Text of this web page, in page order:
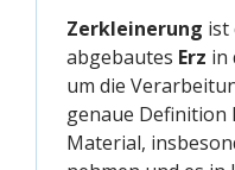
Zerkleinerung ist
abgebautes Erz in
um die
genaue Definition
Material,